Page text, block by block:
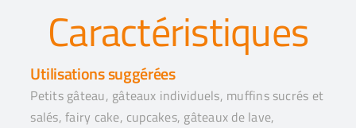
Caractéristiques
Utilisations suggérées
Petits gâteau, gâteaux individuels, muffins sucrés et
salés, fairy cake, cupcakes, gâteaux de lave,